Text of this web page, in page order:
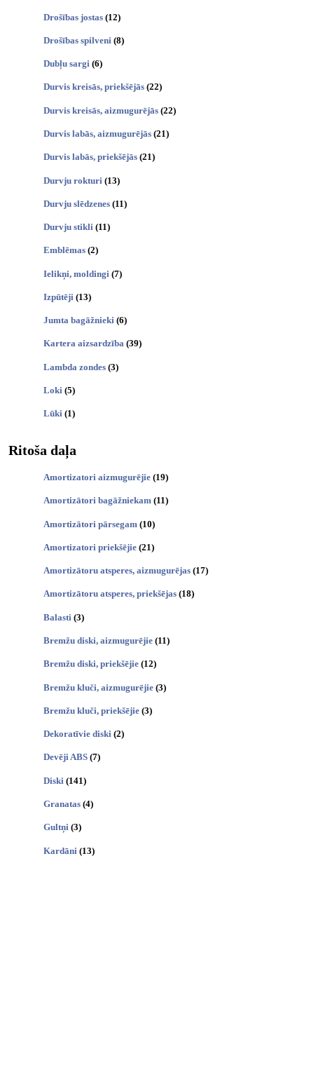
Drošības jostas (12)
Drošības spilveni (8)
Dubļu sargi (6)
Durvis kreisās, priekšējās (22)
Durvis kreisās, aizmugurējās (22)
Durvis labās, aizmugurējās (21)
Durvis labās, priekšējās (21)
Durvju rokturi (13)
Durvju slēdzenes (11)
Durvju stikli (11)
Emblēmas (2)
Ielikņi, moldingi (7)
Izpūtēji (13)
Jumta bagāžnieki (6)
Kartera aizsardzība (39)
Lambda zondes (3)
Loki (5)
Lūki (1)
Ritoša daļa
Amortizatori aizmugurējie (19)
Amortizātori bagāžniekam (11)
Amortizātori pārsegam (10)
Amortizatori priekšējie (21)
Amortizātoru atsperes, aizmugurējas (17)
Amortizātoru atsperes, priekšējas (18)
Balasti (3)
Bremžu diski, aizmugurējie (11)
Bremžu diski, priekšējie (12)
Bremžu kluči, aizmugurējie (3)
Bremžu kluči, priekšējie (3)
Dekoratīvie diski (2)
Devēji ABS (7)
Diski (141)
Granatas (4)
Gultņi (3)
Kardāni (13)